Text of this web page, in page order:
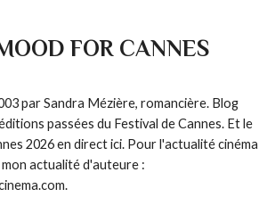
FOR CANNES
par Sandra Mézière, romancière. Blog
passées du Festival de Cannes. Et le
2026 en direct ici. Pour l'actualité cinéma
actualité d'auteure :